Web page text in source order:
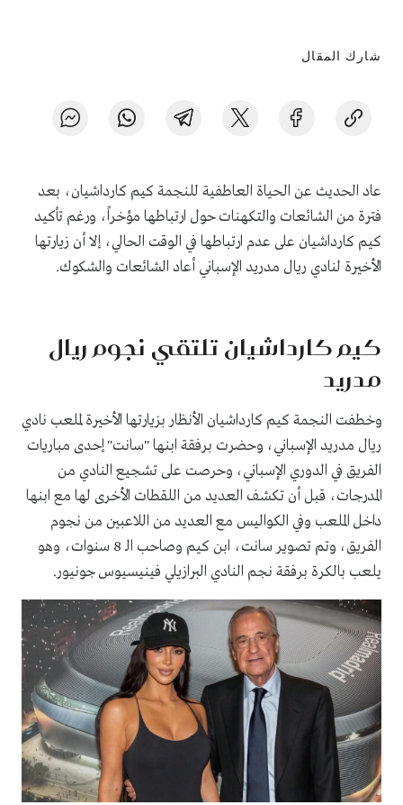
شارك المقال
عاد الحديث عن الحياة العاطفية للنجمة كيم كارداشيان، بعد
فترة من الشائعات والتكهنات حول ارتباطها مؤخراً، ورغم تأكيد
كيم كارداشيان على عدم ارتباطها في الوقت الحالي، إلا أن زيارتها
الأخيرة لنادي ريال مدريد الإسباني أعاد الشائعات والشكوك.
كيم كارداشيان تلتقي نجوم ريال
مدريد
وخطفت النجمة كيم كارداشيان الأنظار بزيارتها الأخيرة لملعب نادي
ريال مدريد الإسباني، وحضرت برفقة ابنها "سانت" إحدى مباريات
الفريق في الدوري الإسباني، وحرصت على تشجيع النادي من
المدرجات، قبل أن تكشف العديد من اللقطات الأخرى لها مع ابنها
داخل الملعب وفي الكواليس مع العديد من اللاعبين من نجوم
الفريق، وتم تصوير سانت، ابن كيم وصاحب الـ 8 سنوات، وهو
يلعب بالكرة برفقة نجم النادي البرازيلي فينيسيوس جونيور.